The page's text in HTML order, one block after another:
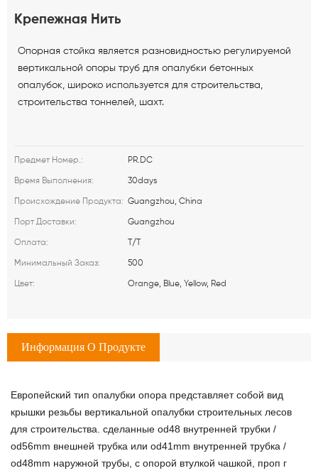
Крепежная Нить
Опорная стойка является разновидностью регулируемой
вертикальной опоры труб для опалубки бетонных
опалубок, широко используется для строительства,
строительства тоннелей, шахт.
Предмет Номер.: PR.DC
Время Выполнения: 30days
Происхождение Продукта: Guangzhou, China
Порт Доставки: Guangzhou
Оплата: T/T
Минимальный Заказ: 500
Цвет: Orange, Blue, Yellow, Red
Информация О Продукте
Европейский тип опалубки опора представляет собой вид
крышки резьбы вертикальной опалубки строительных лесов
для строительства. сделанные od48 внутренней трубки /
od56mm внешней трубка или od41mm внутренней трубка /
od48mm наружной трубы, с опорой втулкой чашкой, проп г